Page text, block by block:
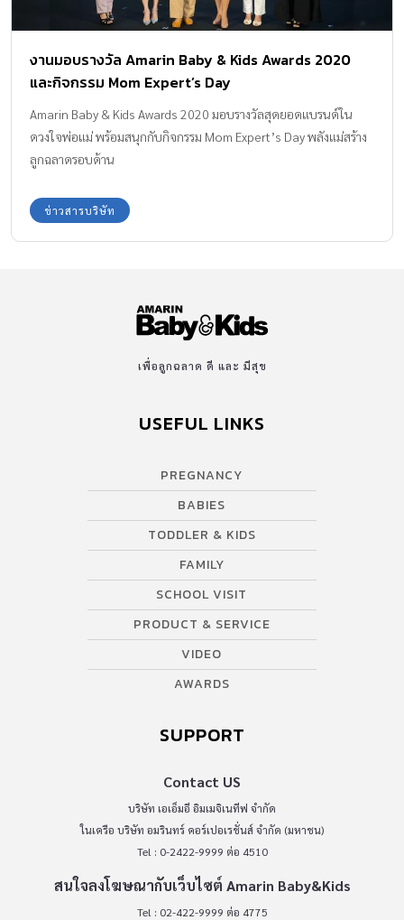
งานมอบรางวัล Amarin Baby & Kids Awards 2020
และกิจกรรม Mom Expert’s Day
Amarin Baby & Kids Awards 2020 มอบรางวัลสุดยอดแบรนด์ใน
ดวงใจพ่อแม่ พร้อมสนุกกับกิจกรรม Mom Expert’s Day พลังแม่สร้าง
ลูกฉลาดรอบด้าน
ข่าวสารบริษัท
เพื่อลูกฉลาด ดี และ มีสุข
USEFUL LINKS
PREGNANCY
BABIES
TODDLER & KIDS
FAMILY
SCHOOL VISIT
PRODUCT & SERVICE
VIDEO
AWARDS
SUPPORT
Contact US
บริษัท เอเอ็มอี อิมเมจิเนทีฟ จำกัด
ในเครือ บริษัท อมรินทร์ คอร์เปอเรชั่นส์ จำกัด (มหาชน)
Tel : 0-2422-9999 ต่อ 4510
สนใจลงโฆษณากับเว็บไซต์ Amarin Baby&Kids
Tel : 02-422-9999 ต่อ 4775